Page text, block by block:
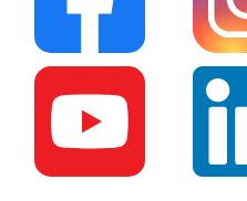
PO